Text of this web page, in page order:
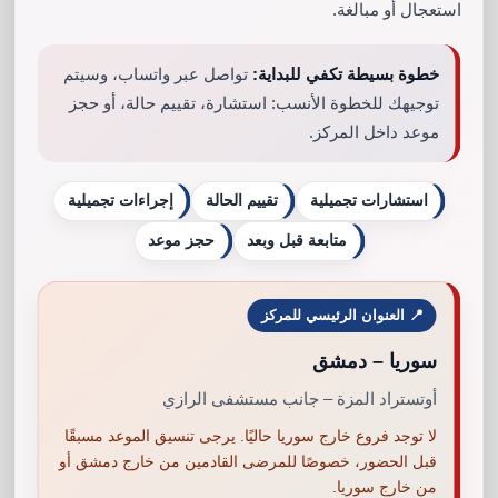
في السنوات الأخيرة زاد الاهتمام بالإجراءات غير
الجراحية لأنها تبدو أسهل وأسرع من الجراحة، ولأن
كثيراً من الأشخاص يريدون تحسيناً طبيعياً دون فترة
تعافٍ طويلة. لكن وصف هذه الإجراءات بأنها بسيطة لا
يعني أنها بلا مخاطر. الفيلر، البوتوكس، الليزر، التقشير،
الميزوثيرابي، البلازما، وعلاجات آثار حب الشباب كلها
تحتاج إلى تقييم ومعرفة تقنية وطبية.
الخدمة
التجميلي
ما الذي
الاستشارة؟
تحسين
نوع المادة،
يجب الانتباه
لمخاطر الحقن
استعجال أو مبالغة.
خطوة بسيطة تكفي للبداية: تواصل عبر واتساب، وسيتم
توجيهك للخطوة الأنسب: استشارة، تقييم حالة، أو حجز
موعد داخل المركز.
استشارات تجميلية تقييم الحالة إجراءات تجميلية
متابعة قبل وبعد حجز موعد
📍 العنوان الرئيسي للمركز
سوريا – دمشق
أوتستراد المزة – جانب مستشفى الرازي
لا توجد فروع خارج سوريا حاليًا. يرجى تنسيق الموعد مسبقًا
قبل الحضور، خصوصًا للمرضى القادمين من خارج دمشق أو
من خارج سوريا.